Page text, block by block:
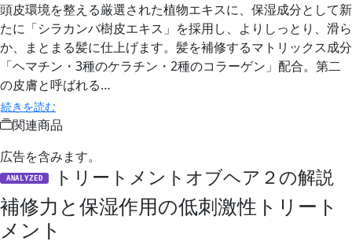
頭皮環境を整える厳選された植物エキスに、保湿成分として新
たに「シラカンバ樹皮エキス」を採用し、よりしっとり、滑ら
か、まとまる髪に仕上げます。髪を補修するマトリックス成分
「ヘマチン・3種のケラチン・2種のコラーゲン」配合。第二
の皮膚と呼ばれる…
続きを読む
関連商品
広告を含みます。
ANALYZED トリートメントオブヘア２の解説
補修力と保湿作用の低刺激性トリート
メント